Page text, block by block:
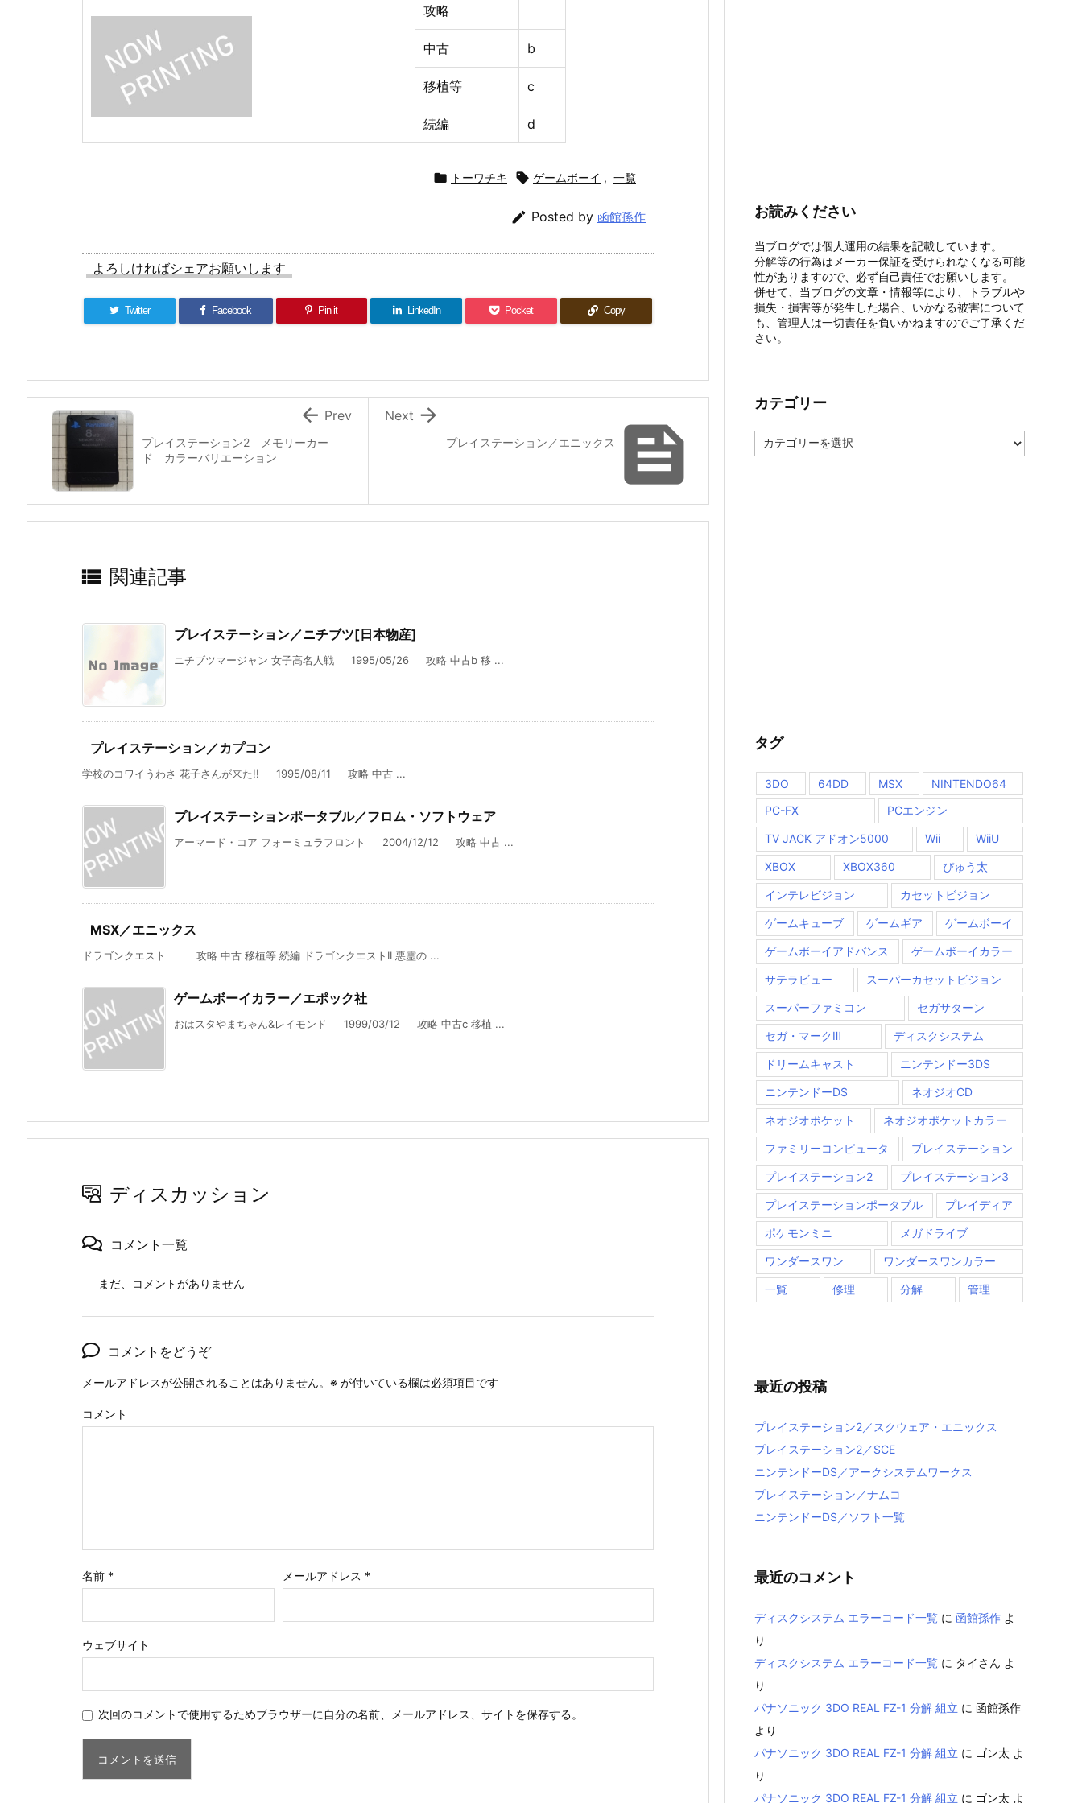
攻略
中古 b
移植等 c
続編 d
 トーワチキ  ゲームボーイ , 一覧
 Posted by 函館孫作
よろしければシェアお願いします
Twitter Facebook Pin it LinkedIn Pocket Copy

プレイステーション／エニックス

Next
プレイステーション2 メモリーカー
ド カラーバリエーション
 Prev
 関連記事
プレイステーション／ニチブツ[日本物産]
ニチブツマージャン 女子高名人戦 1995/05/26 攻略 中古b 移 ...
プレイステーション／カプコン
学校のコワイうわさ 花子さんが来た!! 1995/08/11 攻略 中古 ...
プレイステーションポータブル／フロム・ソフトウェア
アーマード・コア フォーミュラフロント 2004/12/12 攻略 中古 ...
MSX／エニックス
ドラゴンクエスト 攻略 中古 移植等 続編 ドラゴンクエストII 悪霊の ...
ゲームボーイカラー／エポック社
おはスタやまちゃん&レイモンド 1999/03/12 攻略 中古c 移植 ...
ディスカッション
コメント一覧
まだ、コメントがありません
コメントをどうぞ
メールアドレスが公開されることはありません。 ※ が付いている欄は必須項目です
コメント
名前 * メールアドレス *
ウェブサイト
次回のコメントで使用するためブラウザーに自分の名前、メールアドレス、サイトを保存する。
お読みください
当ブログでは個人運用の結果を記載しています。
分解等の行為はメーカー保証を受けられなくなる可能
性がありますので、必ず自己責任でお願いします。
併せて、当ブログの文章・情報等により、トラブルや
損失・損害等が発生した場合、いかなる被害について
も、管理人は一切責任を負いかねますのでご了承くだ
さい。
カテゴリー
テ
タグ
3DO 64DD MSX
NINTENDO64
PC-FX
PCエンジン
TV JACK アドオン5000 Wii WiiU
XBOX XBOX360 ぴゅう太
インテレビジョン カセットビジョン
ゲームキューブ ゲームギア ゲームボーイ
ゲームボーイアドバンス ゲームボーイカラー
サテラビュー スーパーカセットビジョン
スーパーファミコン セガサターン
セガ・マークⅢ ディスクシステム
ドリームキャスト ニンテンドー3DS
ニンテンドーDS ネオジオCD
ネオジオポケット ネオジオポケットカラー
ファミリーコンピュータ プレイステーション
プレイステーション2 プレイステーション3
プレイステーションポータブル プレイディア
ポケモンミニ メガドライブ
ワンダースワン ワンダースワンカラー
一覧 修理 分解 管理
最近の投稿
プレイステーション2／スクウェア・エニックス
プレイステーション2／SCE
ニンテンドーDS／アークシステムワークス
プレイステーション／ナムコ
ニンテンドーDS／ソフト一覧
最近のコメント
ディスクシステム エラーコード一覧 に 函館孫作 よ
り
ディスクシステム エラーコード一覧 に タイさん よ
り
パナソニック 3DO REAL FZ-1 分解 組立 に 函館孫作
より
パナソニック 3DO REAL FZ-1 分解 組立 に ゴン太 よ
り
パナソニック 3DO REAL FZ-1 分解 組立 に ゴン太 よ